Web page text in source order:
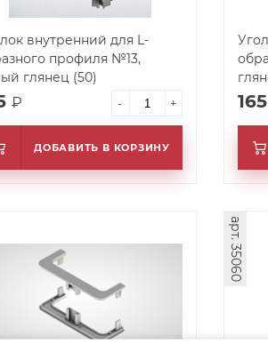
внутренний для L-
профиля №13,
глянец (50)
₽ - +
ДОБАВИТЬ В КОРЗИНУ
165
арт. 35060